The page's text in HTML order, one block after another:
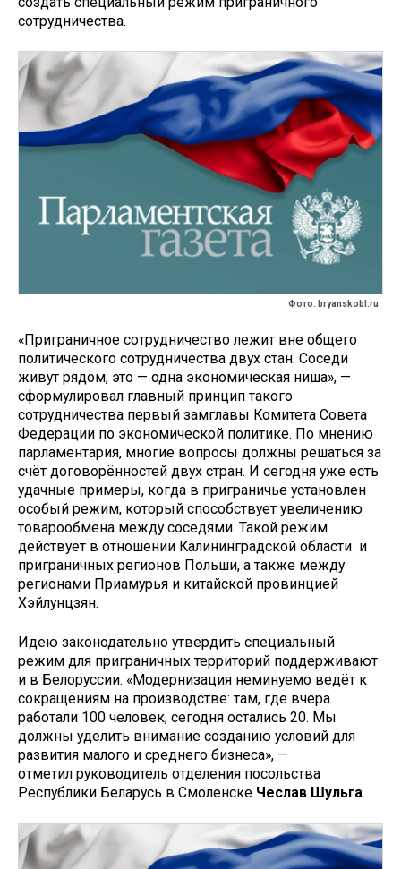
сотрудничества.
Фото: bryanskobl.ru
«Приграничное сотрудничество лежит вне общего
политического сотрудничества двух стан. Соседи
живут рядом, это — одна экономическая ниша», —
сформулировал главный принцип такого
сотрудничества первый замглавы Комитета Совета
Федерации по экономической политике. По мнению
парламентария, многие вопросы должны решаться за
счёт договорённостей двух стран. И сегодня уже есть
удачные примеры, когда в приграничье установлен
особый режим, который способствует увеличению
товарообмена между соседями. Такой режим
действует в отношении Калининградской области и
приграничных регионов Польши, а также между
регионами Приамурья и китайской провинцией
Хэйлунцзян.
Идею законодательно утвердить специальный
режим для приграничных территорий поддерживают
и в Белоруссии. «Модернизация неминуемо ведёт к
сокращениям на производстве: там, где вчера
работали 100 человек, сегодня остались 20. Мы
должны уделить внимание созданию условий для
развития малого и среднего бизнеса», —
отметил руководитель отделения посольства
Республики Беларусь в Смоленске Чеслав Шульга.